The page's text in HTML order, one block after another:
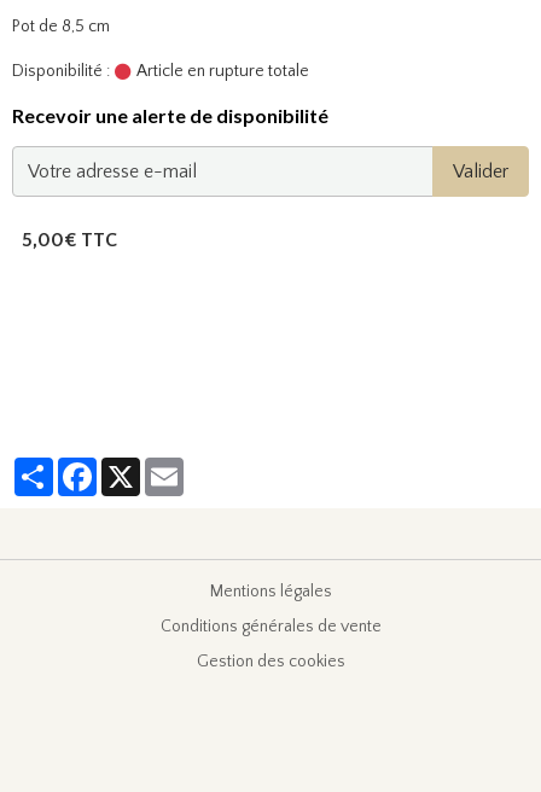
Pot de 8,5 cm
Disponibilité : Article en rupture totale
Recevoir une alerte de disponibilité
Valider
5,00€ TTC
PartagerFacebook
X
Mentions légales
Conditions générales de vente
Gestion des cookies